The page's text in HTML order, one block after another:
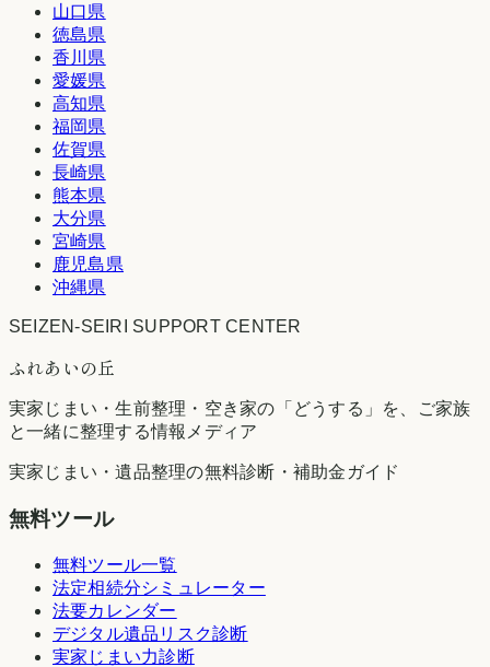
山口県
徳島県
香川県
愛媛県
高知県
福岡県
佐賀県
長崎県
熊本県
大分県
宮崎県
鹿児島県
沖縄県
SEIZEN-SEIRI SUPPORT CENTER
ふれあいの丘
実家じまい・生前整理・空き家の「どうする」を、ご家族
と一緒に整理する情報メディア
実家じまい・遺品整理の無料診断・補助金ガイド
無料ツール
無料ツール一覧
法定相続分シミュレーター
法要カレンダー
デジタル遺品リスク診断
実家じまい力診断